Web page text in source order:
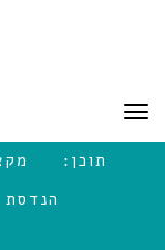
תפריט
תוכן: